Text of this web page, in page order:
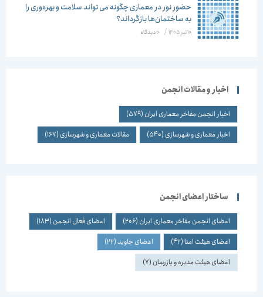
حضور نور در معماری چگونه می تواند سلامت و بهره‌وری را
به ساختمان‌ها بازگرداند؟
10 تیر 1405 / ۰ دیدگاه
اخبار و مقالات انجمن
اخبار انجمن مفاخر معماری ایران(579)
اخبار معماری و شهرسازی(540) مقالات معماری و شهرسازی(167)
ساختار اعضای انجمن
اعضای انجمن مفاخر معماری ایران(206) اعضای فعال انجمن(183)
اعضای هیئت امنا (42) اعضای جاوید(22)
اعضای هیئت مدیره و بازرسان(7)